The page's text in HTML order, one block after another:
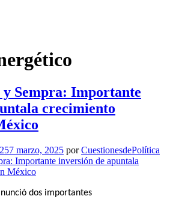
Sempra: Importante
crecimiento
7 marzo, 2025 porCuestionesdePolítica
dos importantes